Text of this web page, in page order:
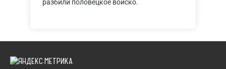
разбили половецкое войско.